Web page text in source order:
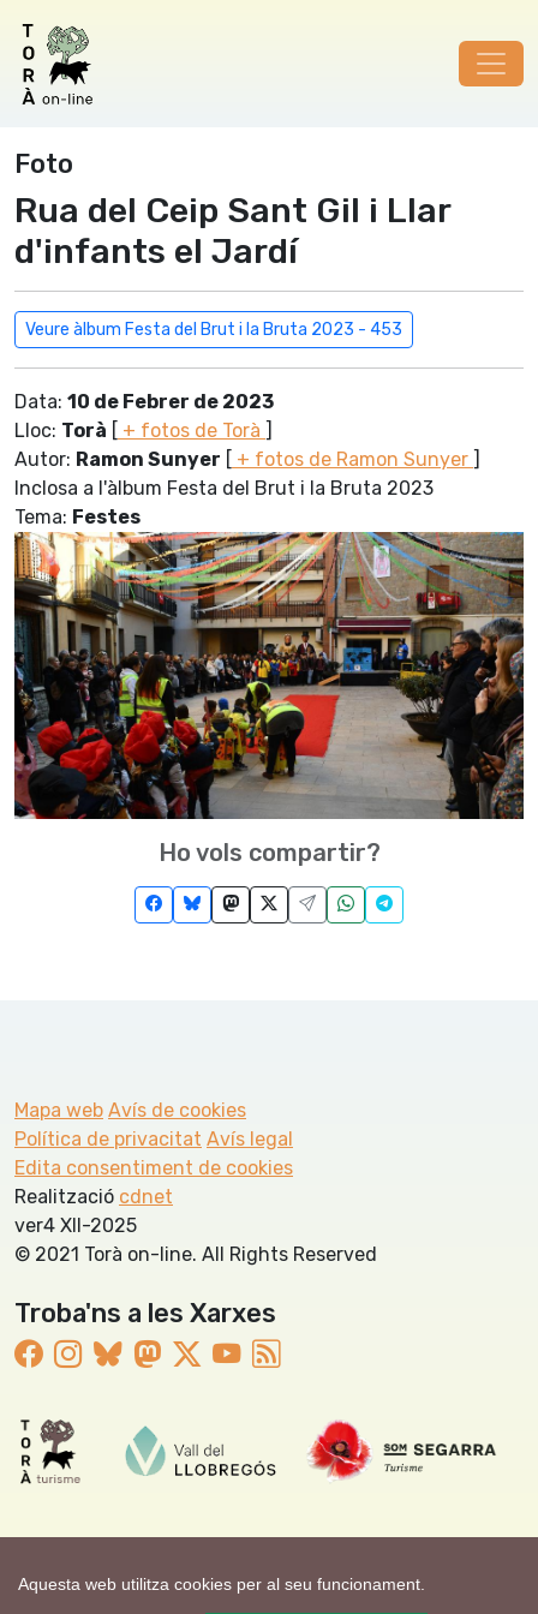
Aquesta web utilitza cookies per al seu funcionament.
Foto
Rua del Ceip Sant Gil i Llar
d'infants el Jardí
Veure àlbum Festa del Brut i la Bruta 2023 - 453
Data: 10 de Febrer de 2023
Lloc: Torà [ + fotos de Torà ]
Autor: Ramon Sunyer [ + fotos de Ramon Sunyer ]
Inclosa a l'àlbum Festa del Brut i la Bruta 2023
Tema: Festes
Ho vols compartir?
Mapa web Avís de cookies
Política de privacitat Avís legal
Edita consentiment de cookies
Realització cdnet
ver4 XII-2025
© 2021 Torà on-line. All Rights Reserved
Troba'ns a les Xarxes